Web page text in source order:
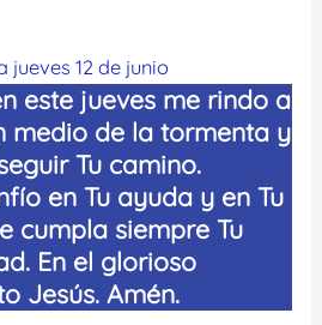
12 de junio
este jueves me rindo a
medio de la tormenta y
Tu camino.
en Tu ayuda y en Tu
cumpla siempre Tu
En el glorioso
Jesús. Amén.